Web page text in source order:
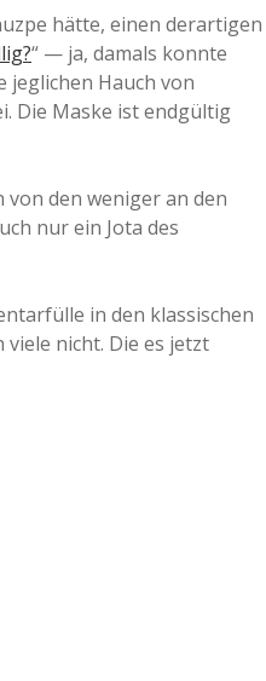
hätte, einen derartigen
“ — ja, damals konnte
jeglichen Hauch von
Die Maske ist endgültig
von den weniger an den
nur ein Jota des
in den klassischen
nicht. Die es jetzt